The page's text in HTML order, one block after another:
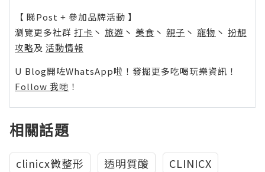
【 睇Post + 參加品牌活動 】
瀏覽更多社群 打卡 丶 旅遊 丶 美食 丶 親子 丶 寵物 丶 扮靚
攻略及 活動情報
U Blog開咗WhatsApp啦！發掘更多吃喝玩樂資訊！
Follow 我哋 ！
相關話題
clinicx微整形 透明質酸
CLINICX